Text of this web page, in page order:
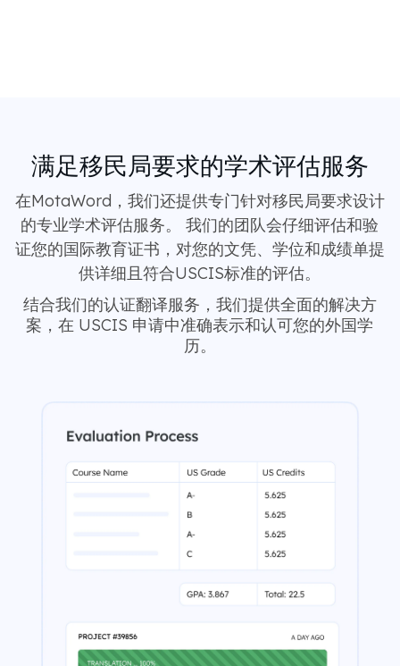
满足移民局要求的学术评估服务
在MotaWord，我们还提供专门针对移民局要求设计
的专业学术评估服务。 我们的团队会仔细评估和验
证您的国际教育证书，对您的文凭、学位和成绩单提
供详细且符合USCIS标准的评估。
结合我们的认证翻译服务，我们提供全面的解决方
案，在 USCIS 申请中准确表示和认可您的外国学
历。